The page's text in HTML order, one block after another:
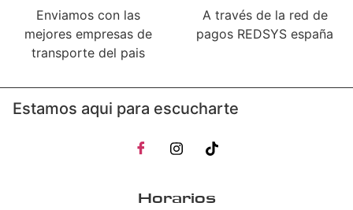
Enviamos con las
mejores empresas de
transporte del pais
A través de la red de
pagos REDSYS españa
Estamos aqui para escucharte
Horarios